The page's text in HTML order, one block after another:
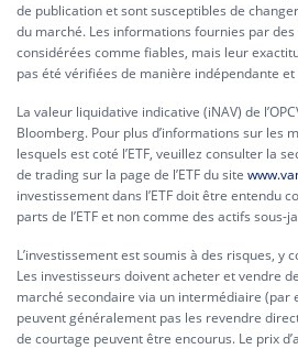
de publication et sont susceptibles de
du marché. Les informations fournies par
considérées comme fiables, mais leur
pas été vérifiées de manière indépendante
La valeur liquidative indicative (iNAV) de
Bloomberg. Pour plus d’informations sur les
lesquels est coté l’ETF, veuillez consulter la
de trading sur la page de l’ETF du site
investissement dans l’ETF doit être entendu
parts de l’ETF et non comme des actifs sous-
L’investissement est soumis à des risques, y
Les investisseurs doivent acheter et vendre
marché secondaire via un intermédiaire (par
peuvent généralement pas les revendre
de courtage peuvent être encourus. Le prix